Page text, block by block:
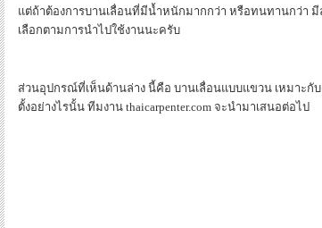
แต่ถ้าต้องการบานเลื่อนที่มีน้ำหนักมากกว่า หรือทนทานกว่า
เลือกตามการนำไปใช้งานนะครับ
ส่วนอุปกรณ์ที่เห็นด้านล่าง นี้คือ บานเลื่อนแบบแขวน เหมาะกั
ตั้งอย่างไรนั้น ทีมงาน thaicarpenter.com จะนำมาเสนอต่อไป